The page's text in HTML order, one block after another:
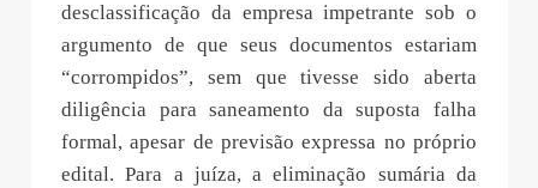
desclassificação da empresa impetrante sob o
argumento de que seus documentos estariam
“corrompidos”, sem que tivesse sido aberta
diligência para saneamento da suposta falha
formal, apesar de previsão expressa no próprio
edital. Para a juíza, a eliminação sumária da